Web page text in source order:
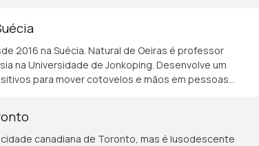
2016 na Suécia. Natural de Oeiras é professor
na Universidade de Jonkoping. Desenvolve um
para mover cotovelos e mãos em pessoas
canadiana de Toronto, mas é lusodescente